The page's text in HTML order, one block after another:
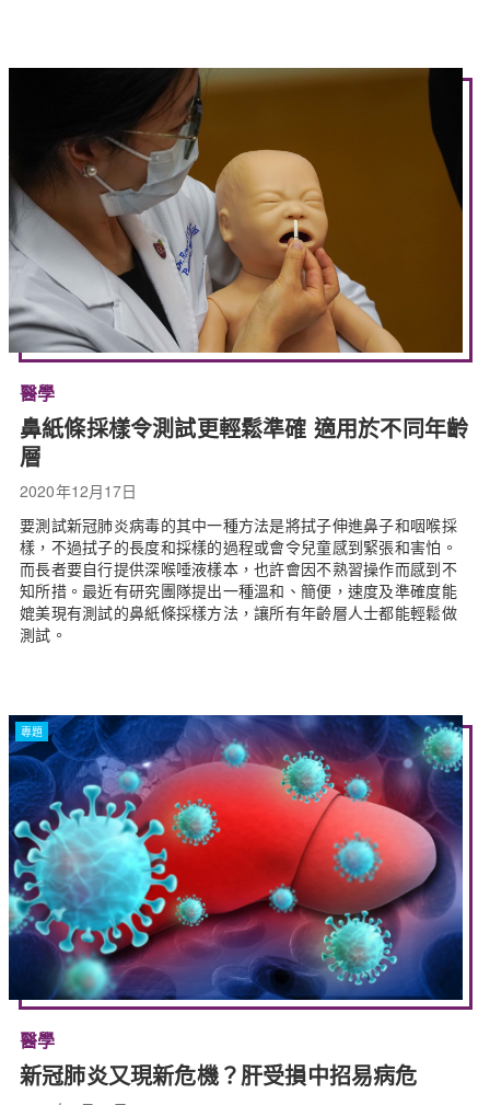
醫學
鼻紙條採樣令測試更輕鬆準確 適用於不同年齡
層
2020年12月17日
要測試新冠肺炎病毒的其中一種方法是將拭子伸進鼻子和咽喉採
樣，不過拭子的長度和採樣的過程或會令兒童感到緊張和害怕。
而長者要自行提供深喉唾液樣本，也許會因不熟習操作而感到不
知所措。最近有研究團隊提出一種溫和、簡便，速度及準確度能
媲美現有測試的鼻紙條採樣方法，讓所有年齡層人士都能輕鬆做
測試。
專題
醫學
新冠肺炎又現新危機？肝受損中招易病危